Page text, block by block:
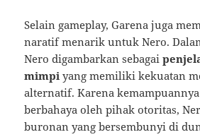
Selain gameplay, Garena juga
naratif menarik untuk Nero.
Nero digambarkan sebagai
mimpi yang memiliki kekuatan
alternatif. Karena
berbahaya oleh pihak otoritas,
buronan yang bersembunyi di